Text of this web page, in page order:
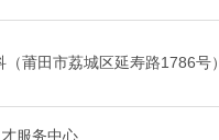
莆田市荔城区延寿路1786号）
服务中心